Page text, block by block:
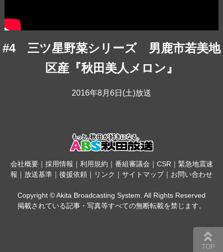
#4 三ツ星野菜シリーズ 男鹿市若美地
区産『秋田美人メロン』
2016年8月6日(土)放送
会社概要｜ 採用情報 ｜ 利用規約 ｜ 番組審議会 ｜ CSR ｜ 緊急地震速
報 ｜ 放送基準 ｜ 後援依頼 ｜ リンク ｜ サイトマップ｜ お問い合わせ
Copyright © Akita Broadcasting System. All Rights Reserved
掲載されている記事・写真等すべての無断転載を禁じます。